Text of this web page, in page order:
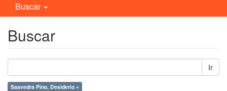
Buscar
Buscar
Ir
Saavedra Pino, Desiderio ×